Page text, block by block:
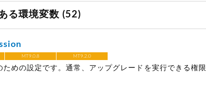
る環境変数 (52)
MT9.0.8 MT9.2.0
ための設定です。通常、アップグレードを実行できる権限